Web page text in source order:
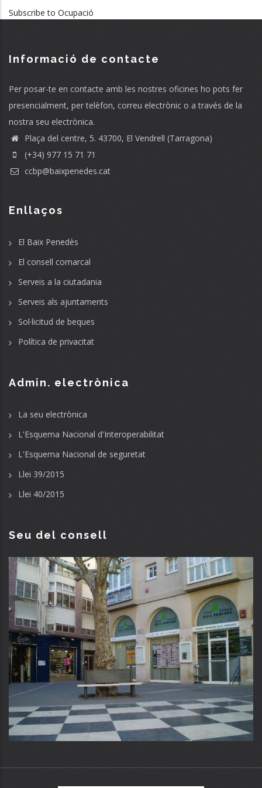
Subscribe to Ocupació
Informació de contacte
Per posar-te en contacte amb les nostres oficines ho pots fer
presencialment, per telèfon, correu electrònic o a través de la
nostra seu electrònica.
Plaça del centre, 5. 43700, El Vendrell (Tarragona)
(+34) 977 15 71 71
ccbp@baixpenedes.cat
Enllaços
El Baix Penedès
El consell comarcal
Serveis a la ciutadania
Serveis als ajuntaments
Sol·licitud de beques
Política de privacitat
Admin. electrònica
La seu electrònica
L'Esquema Nacional d'Interoperabilitat
L'Esquema Nacional de seguretat
Llei 39/2015
Llei 40/2015
Seu del consell